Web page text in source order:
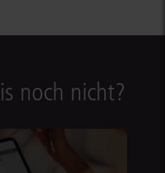
noch nicht?